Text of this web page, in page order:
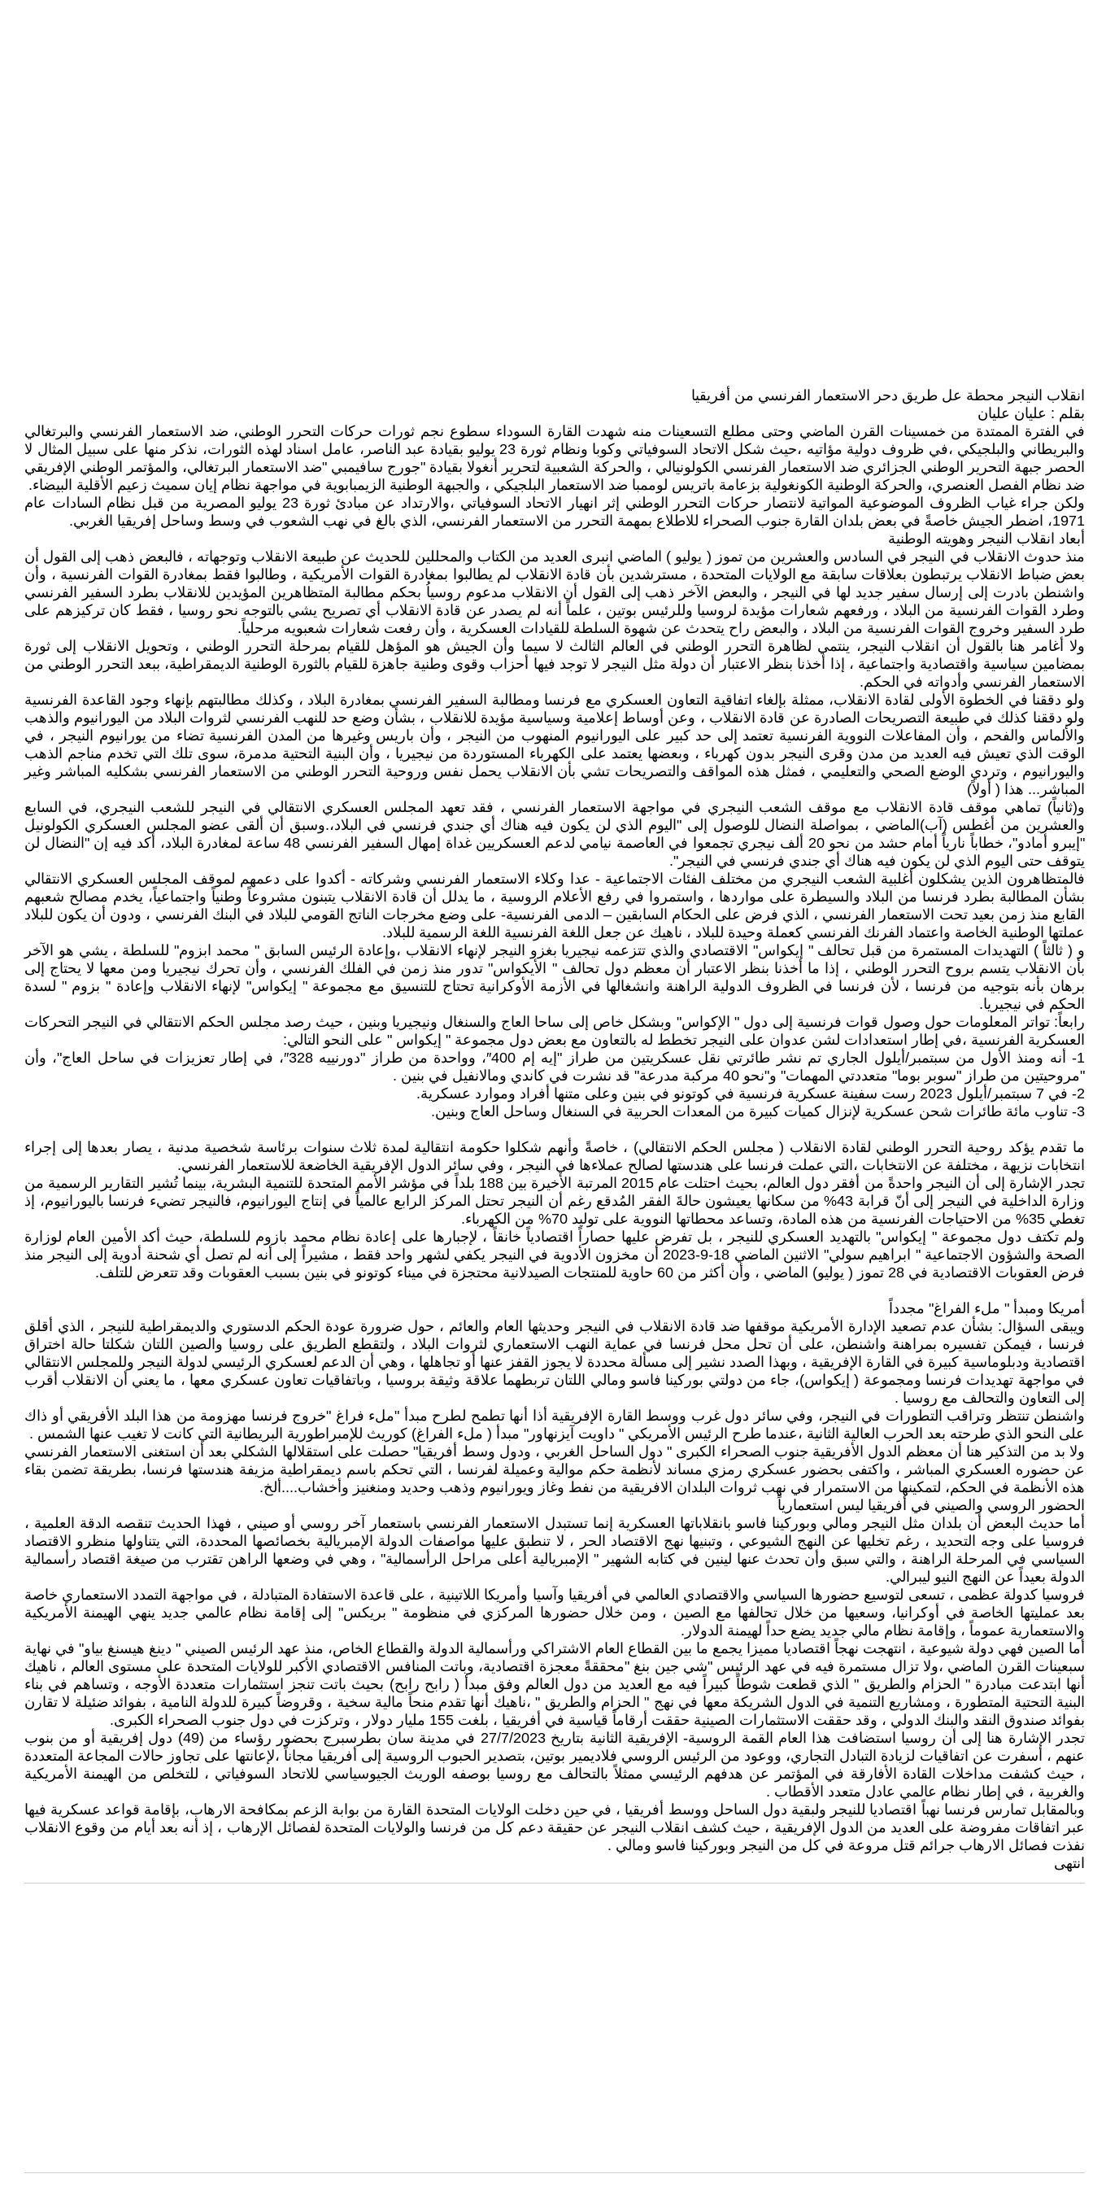
انقلاب النيجر محطة عل طريق دحر الاستعمار الفرنسي من أفريقيا
بقلم : عليان عليان
في الفترة الممتدة من خمسينات القرن الماضي وحتى مطلع التسعينات منه شهدت القارة السوداء سطوع نجم ثورات حركات التحرر الوطني، ضد الاستعمار الفرنسي والبرتغالي
والبريطاني والبلجيكي ،في ظروف دولية مؤاتيه ،حيث شكل الاتحاد السوفياتي وكوبا ونظام ثورة 23 يوليو بقيادة عبد الناصر، عامل اسناد لهذه الثورات، نذكر منها على سبيل المثال لا
الحصر جبهة التحرير الوطني الجزائري ضد الاستعمار الفرنسي الكولونيالي ، والحركة الشعبية لتحرير أنغولا بقيادة "جورج سافيمبي "ضد الاستعمار البرتغالي، والمؤتمر الوطني الإفريقي
ضد نظام الفصل العنصري، والحركة الوطنية الكونغولية بزعامة باتريس لوممبا ضد الاستعمار البلجيكي ، والجبهة الوطنية الزيمبابوية في مواجهة نظام إيان سميث زعيم الأقلية البيضاء.
ولكن جراء غياب الظروف الموضوعية المواتية لانتصار حركات التحرر الوطني إثر انهيار الاتحاد السوفياتي ،والارتداد عن مبادئ ثورة 23 يوليو المصرية من قبل نظام السادات عام
1971، اضطر الجيش خاصةً في بعض بلدان القارة جنوب الصحراء للاطلاع بمهمة التحرر من الاستعمار الفرنسي، الذي بالغ في نهب الشعوب في وسط وساحل إفريقيا الغربي.
أبعاد انقلاب النيجر وهويته الوطنية
منذ حدوث الانقلاب في النيجر في السادس والعشرين من تموز ( يوليو ) الماضي انبرى العديد من الكتاب والمحللين للحديث عن طبيعة الانقلاب وتوجهاته ، فالبعض ذهب إلى القول أن
بعض ضباط الانقلاب يرتبطون بعلاقات سابقة مع الولايات المتحدة ، مسترشدين بأن قادة الانقلاب لم يطالبوا بمغادرة القوات الأمريكية ، وطالبوا فقط بمغادرة القوات الفرنسية ، وأن
واشنطن بادرت إلى إرسال سفير جديد لها في النيجر ، والبعض الآخر ذهب إلى القول أن الانقلاب مدعوم روسياُ بحكم مطالبة المتظاهرين المؤيدين للانقلاب بطرد السفير الفرنسي
وطرد القوات الفرنسية من البلاد ، ورفعهم شعارات مؤيدة لروسيا وللرئيس بوتين ، علماً أنه لم يصدر عن قادة الانقلاب أي تصريح يشي بالتوجه نحو روسيا ، فقط كان تركيزهم على
طرد السفير وخروج القوات الفرنسية من البلاد ، والبعض راح يتحدث عن شهوة السلطة للقيادات العسكرية ، وأن رفعت شعارات شعبويه مرحلياً.
ولا أغامر هنا بالقول أن انقلاب النيجر، ينتمي لظاهرة التحرر الوطني في العالم الثالث لا سيما وأن الجيش هو المؤهل للقيام بمرحلة التحرر الوطني ، وتحويل الانقلاب إلى ثورة
بمضامين سياسية واقتصادية واجتماعية ، إذا أخذنا بنظر الاعتبار أن دولة مثل النيجر لا توجد فيها أحزاب وقوى وطنية جاهزة للقيام بالثورة الوطنية الديمقراطية، ببعد التحرر الوطني من
الاستعمار الفرنسي وأدواته في الحكم.
ولو دققنا في الخطوة الأولى لقادة الانقلاب، ممثلة بإلغاء اتفاقية التعاون العسكري مع فرنسا ومطالبة السفير الفرنسي بمغادرة البلاد ، وكذلك مطالبتهم بإنهاء وجود القاعدة الفرنسية
ولو دققنا كذلك في طبيعة التصريحات الصادرة عن قادة الانقلاب ، وعن أوساط إعلامية وسياسية مؤيدة للانقلاب ، بشأن وضع حد للنهب الفرنسي لثروات البلاد من اليورانيوم والذهب
والألماس والفحم ، وأن المفاعلات النووية الفرنسية تعتمد إلى حد كبير على اليورانيوم المنهوب من النيجر ، وأن باريس وغيرها من المدن الفرنسية تضاء من يورانيوم النيجر ، في
الوقت الذي تعيش فيه العديد من مدن وقرى النيجر بدون كهرباء ، وبعضها يعتمد على الكهرباء المستوردة من نيجيريا ، وأن البنية التحتية مدمرة، سوى تلك التي تخدم مناجم الذهب
واليورانيوم ، وتردي الوضع الصحي والتعليمي ، فمثل هذه المواقف والتصريحات تشي بأن الانقلاب يحمل نفس وروحية التحرر الوطني من الاستعمار الفرنسي بشكليه المباشر وغير
المباشر... هذا ( أولاً)
و(ثانياً) تماهي موقف قادة الانقلاب مع موقف الشعب النيجري في مواجهة الاستعمار الفرنسي ، فقد تعهد المجلس العسكري الانتقالي في النيجر للشعب النيجري، في السابع
والعشرين من أغطس (آب)الماضي ، بمواصلة النضال للوصول إلى "اليوم الذي لن يكون فيه هناك أي جندي فرنسي في البلاد،.وسبق أن ألقى عضو المجلس العسكري الكولونيل
"إيبرو أمادو"، خطاباً نارياً أمام حشد من نحو 20 ألف نيجري تجمعوا في العاصمة نيامي لدعم العسكريين غداة إمهال السفير الفرنسي 48 ساعة لمغادرة البلاد، أكد فيه إن "النضال لن
يتوقف حتى اليوم الذي لن يكون فيه هناك أي جندي فرنسي في النيجر".
فالمتظاهرون الذين يشكلون أغلبية الشعب النيجري من مختلف الفئات الاجتماعية - عدا وكلاء الاستعمار الفرنسي وشركاته - أكدوا على دعمهم لموقف المجلس العسكري الانتقالي
بشأن المطالبة بطرد فرنسا من البلاد والسيطرة على مواردها ، واستمروا في رفع الأعلام الروسية ، ما يدلل أن قادة الانقلاب يتبنون مشروعاً وطنياً واجتماعياً، يخدم مصالح شعبهم
القابع منذ زمن بعيد تحت الاستعمار الفرنسي ، الذي فرض على الحكام السابقين – الدمى الفرنسية- على وضع مخرجات الناتج القومي للبلاد في البنك الفرنسي ، ودون أن يكون للبلاد
عملتها الوطنية الخاصة واعتماد الفرنك الفرنسي كعملة وحيدة للبلاد ، ناهيك عن جعل اللغة الفرنسية اللغة الرسمية للبلاد.
و ( ثالثاً ) التهديدات المستمرة من قبل تحالف " إيكواس" الاقتصادي والذي تتزعمه نيجيريا بغزو النيجر لإنهاء الانقلاب ،وإعادة الرئيس السابق " محمد ابزوم" للسلطة ، يشي هو الآخر
بأن الانقلاب يتسم بروح التحرر الوطني ، إذا ما أخذنا بنظر الاعتبار أن معظم دول تحالف " الأيكواس" تدور منذ زمن في الفلك الفرنسي ، وأن تحرك نيجيريا ومن معها لا يحتاج إلى
برهان بأنه بتوجيه من فرنسا ، لأن فرنسا في الظروف الدولية الراهنة وانشغالها في الأزمة الأوكرانية تحتاج للتنسيق مع مجموعة " إيكواس" لإنهاء الانقلاب وإعادة " بزوم " لسدة
الحكم في نيجيريا.
رابعاً: تواتر المعلومات حول وصول قوات فرنسية إلى دول " الإكواس" وبشكل خاص إلى ساحا العاج والسنغال ونيجيريا وبنين ، حيث رصد مجلس الحكم الانتقالي في النيجر التحركات
العسكرية الفرنسية ،في إطار استعدادات لشن عدوان على النيجر تخطط له بالتعاون مع بعض دول مجموعة " إيكواس " على النحو التالي:
1- أنه ومنذ الأول من سبتمبر/أيلول الجاري تم نشر طائرتي نقل عسكريتين من طراز "إيه إم 400″، وواحدة من طراز "دورنييه 328″، في إطار تعزيزات في ساحل العاج"، وأن
"مروحيتين من طراز "سوبر بوما" متعددتي المهمات" و"نحو 40 مركبة مدرعة" قد نشرت في كاندي ومالانفيل في بنين .
2- في 7 سبتمبر/أيلول 2023 رست سفينة عسكرية فرنسية في كوتونو في بنين وعلى متنها أفراد وموارد عسكرية.
3- تناوب مائة طائرات شحن عسكرية لإنزال كميات كبيرة من المعدات الحربية في السنغال وساحل العاج وبنين.
ما تقدم يؤكد روحية التحرر الوطني لقادة الانقلاب ( مجلس الحكم الانتقالي) ، خاصةً وأنهم شكلوا حكومة انتقالية لمدة ثلاث سنوات برئاسة شخصية مدنية ، يصار بعدها إلى إجراء
انتخابات نزيهة ، مختلفة عن الانتخابات ،التي عملت فرنسا على هندستها لصالح عملاءها في النيجر ، وفي سائر الدول الإفريقية الخاضعة للاستعمار الفرنسي.
تجدر الإشارة إلى أن النيجر واحدةً من أفقر دول العالم، بحيث احتلت عام 2015 المرتبة الأخيرة بين 188 بلداً في مؤشر الأمم المتحدة للتنمية البشرية، بينما تُشير التقارير الرسمية من
وزارة الداخلية في النيجر إلى أنّ قرابة 43% من سكانها يعيشون حالةَ الفقر المُدقع رغم أن النيجر تحتل المركز الرابع عالمياً في إنتاج اليورانيوم، فالنيجر تضيء فرنسا باليورانيوم، إذ
تغطي 35% من الاحتياجات الفرنسية من هذه المادة، وتساعد محطاتها النووية على توليد 70% من الكهرباء.
ولم تكتف دول مجموعة " إيكواس" بالتهديد العسكري للنيجر ، بل تفرض عليها حصاراً اقتصادياً خانقاً ، لإجبارها على إعادة نظام محمد بازوم للسلطة، حيث أكد الأمين العام لوزارة
الصحة والشؤون الاجتماعية " ابراهيم سولي" الاثنين الماضي 18-9-2023 أن مخزون الأدوية في النيجر يكفي لشهر واحد فقط ، مشيراً إلى أنه لم تصل أي شحنة أدوية إلى النيجر منذ
فرض العقوبات الاقتصادية في 28 تموز ( يوليو) الماضي ، وأن أكثر من 60 حاوية للمنتجات الصيدلانية محتجزة في ميناء كوتونو في بنين بسبب العقوبات وقد تتعرض للتلف.
أمريكا ومبدأ " ملء الفراغ" مجدداً
ويبقى السؤال: بشأن عدم تصعيد الإدارة الأمريكية موقفها ضد قادة الانقلاب في النيجر وحديثها العام والعائم ، حول ضرورة عودة الحكم الدستوري والديمقراطية للنيجر ، الذي أقلق
فرنسا ، فيمكن تفسيره بمراهنة واشنطن، على أن تحل محل فرنسا في عماية النهب الاستعماري لثروات البلاد ، ولتقطع الطريق على روسيا والصين اللتان شكلتا حالة اختراق
اقتصادية ودبلوماسية كبيرة في القارة الإفريقية ، وبهذا الصدد نشير إلى مسألة محددة لا يجوز القفز عنها أو تجاهلها ، وهي أن الدعم لعسكري الرئيسي لدولة النيجر وللمجلس الانتقالي
في مواجهة تهديدات فرنسا ومجموعة ( إيكواس)، جاء من دولتي بوركينا فاسو ومالي اللتان تربطهما علاقة وثيقة بروسيا ، وباتفاقيات تعاون عسكري معها ، ما يعني أن الانقلاب أقرب
إلى التعاون والتحالف مع روسيا .
واشنطن تنتظر وتراقب التطورات في النيجر، وفي سائر دول غرب ووسط القارة الإفريقية أذا أنها تطمح لطرح مبدأ "ملء فراغ "خروج فرنسا مهزومة من هذا البلد الأفريقي أو ذاك
على النحو الذي طرحته بعد الحرب العالية الثانية ،عندما طرح الرئيس الأمريكي " داويت آيزنهاور" مبدأ ( ملء الفراغ) كوريث للإمبراطورية البريطانية التي كانت لا تغيب عنها الشمس .
ولا بد من التذكير هنا أن معظم الدول الأفريقية جنوب الصحراء الكبرى " دول الساحل الغربي ، ودول وسط أفريقيا" حصلت على استقلالها الشكلي بعد أن استغنى الاستعمار الفرنسي
عن حضوره العسكري المباشر ، واكتفى بحضور عسكري رمزي مساند لأنظمة حكم موالية وعميلة لفرنسا ، التي تحكم باسم ديمقراطية مزيفة هندستها فرنسا، بطريقة تضمن بقاء
هذه الأنظمة في الحكم، لتمكينها من الاستمرار في نهب ثروات البلدان الافريقية من نفط وغاز ويورانيوم وذهب وحديد ومنغنيز وأخشاب....ألخ.
الحضور الروسي والصيني في أفريقيا ليس استعمارياً
أما حديث البعض أن بلدان مثل النيجر ومالي وبوركينا فاسو بانقلاباتها العسكرية إنما تستبدل الاستعمار الفرنسي باستعمار آخر روسي أو صيني ، فهذا الحديث تنقصه الدقة العلمية ،
فروسيا على وجه التحديد ، رغم تخليها عن النهج الشيوعي ، وتبنيها نهج الاقتصاد الحر ، لا تنطبق عليها مواصفات الدولة الإمبريالية بخصائصها المحددة، التي يتناولها منظرو الاقتصاد
السياسي في المرحلة الراهنة ، والتي سبق وأن تحدث عنها لينين في كتابه الشهير " الإمبريالية أعلى مراحل الرأسمالية" ، وهي في وضعها الراهن تقترب من صيغة اقتصاد رأسمالية
الدولة بعيداً عن النهج النيو ليبرالي.
فروسيا كدولة عظمى ، تسعى لتوسيع حضورها السياسي والاقتصادي العالمي في أفريقيا وآسيا وأمريكا اللاتينية ، على قاعدة الاستفادة المتبادلة ، في مواجهة التمدد الاستعماري خاصة
بعد عمليتها الخاصة في أوكرانيا، وسعيها من خلال تحالفها مع الصين ، ومن خلال حضورها المركزي في منظومة " بريكس" إلى إقامة نظام عالمي جديد ينهي الهيمنة الأمريكية
والاستعمارية عموماً ، وإقامة نظام مالي جديد يضع حداً لهيمنة الدولار.
أما الصين فهي دولة شيوعية ، انتهجت نهجاً اقتصاديا مميزا يجمع ما بين القطاع العام الاشتراكي ورأسمالية الدولة والقطاع الخاص، منذ عهد الرئيس الصيني " دينغ هيسنغ بياو" في نهاية
سبعينات القرن الماضي ،ولا تزال مستمرة فيه في عهد الرئيس "شي جين بنغ "محققةً معجزة اقتصادية، وباتت المنافس الاقتصادي الأكبر للولايات المتحدة على مستوى العالم ، ناهيك
أنها ابتدعت مبادرة " الحزام والطريق " الذي قطعت شوطاً كبيراً فيه مع العديد من دول العالم وفق مبدأ ( رابح رابح) بحيث باتت تنجز استثمارات متعددة الأوجه ، وتساهم في بناء
البنية التحتية المتطورة ، ومشاريع التنمية في الدول الشريكة معها في نهج " الحزام والطريق " ،ناهيك أنها تقدم منحاً مالية سخية ، وقروضاً كبيرة للدولة النامية ، بفوائد ضئيلة لا تقارن
بفوائد صندوق النقد والبنك الدولي ، وقد حققت الاستثمارات الصينية حققت أرقاماً قياسية في أفريقيا ، بلغت 155 مليار دولار ، وتركزت في دول جنوب الصحراء الكبرى.
تجدر الإشارة هنا إلى أن روسيا استضافت هذا العام القمة الروسية- الإفريقية الثانية بتاريخ 27/7/2023 في مدينة سان بطرسبرج بحضور رؤساء من (49) دول إفريقية أو من بنوب
عنهم ، أسفرت عن اتفاقيات لزيادة التبادل التجاري، ووعود من الرئيس الروسي فلاديمير بوتين، بتصدير الحبوب الروسية إلى أفريقيا مجاناً ،لإعانتها على تجاوز حالات المجاعة المتعددة
، حيث كشفت مداخلات القادة الأفارقة في المؤتمر عن هدفهم الرئيسي ممثلاً بالتحالف مع روسيا بوصفه الوريث الجيوسياسي للاتحاد السوفياتي ، للتخلص من الهيمنة الأمريكية
والغربية ، في إطار نظام عالمي عادل متعدد الأقطاب .
وبالمقابل تمارس فرنسا نهباً اقتصاديا للنيجر ولبقية دول الساحل ووسط أفريقيا ، في حين دخلت الولايات المتحدة القارة من بوابة الزعم بمكافحة الارهاب، بإقامة قواعد عسكرية فيها
عبر اتفاقات مفروضة على العديد من الدول الإفريقية ، حيث كشف انقلاب النيجر عن حقيقة دعم كل من فرنسا والولايات المتحدة لفصائل الإرهاب ، إذ أنه بعد أيام من وقوع الانقلاب
نفذت فصائل الارهاب جرائم قتل مروعة في كل من النيجر وبوركينا فاسو ومالي .
انتهى